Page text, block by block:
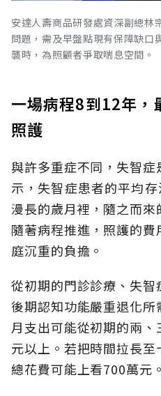
安達人壽商品研發處資深副總林
問題，需及早盤點現有保障缺口
襲時，為照顧者爭取喘息空間。
一場病程8到12年，
照護
與許多重症不同，失智
示，失智症患者的平均
漫長的歲月裡，隨之而
隨著病程推進，照護的
庭沉重的負擔。
從初期的門診診療、失
後期認知功能嚴重退化
月支出可能從初期的兩
元以上。若把時間拉長
總花費可能上看700萬元。